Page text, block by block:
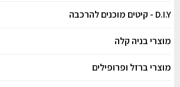
D.I.Y - קיטים מוכנים להרכבה
מוצרי בניה קלה
מוצרי ברזל ופרופילים